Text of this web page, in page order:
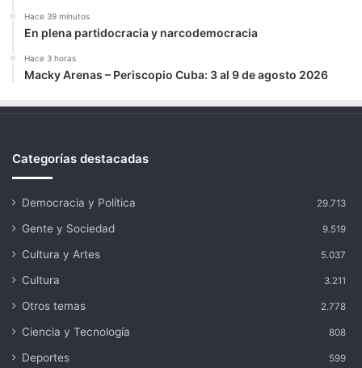
Hace 39 minutos
En plena partidocracia y narcodemocracia
Hace 3 horas
Macky Arenas – Periscopio Cuba: 3 al 9 de agosto 2026
Categorías destacadas
Democracia y Política 29.713
Gente y Sociedad 9.519
Cultura y Artes 5.037
Cultura 3.211
Otros temas 2.778
Ciencia y Tecnología 808
Deportes 599